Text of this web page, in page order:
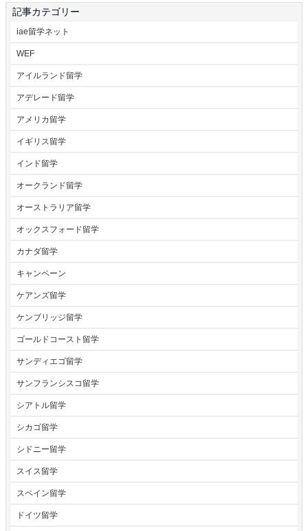
記事カテゴリー
iae留学ネット
WEF
アイルランド留学
アデレード留学
アメリカ留学
イギリス留学
インド留学
オークランド留学
オーストラリア留学
オックスフォード留学
カナダ留学
キャンペーン
ケアンズ留学
ケンブリッジ留学
ゴールドコースト留学
サンディエゴ留学
サンフランシスコ留学
シアトル留学
シカゴ留学
シドニー留学
スイス留学
スペイン留学
ドイツ留学